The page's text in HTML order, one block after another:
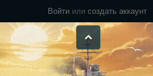
Войти или создать аккаунт